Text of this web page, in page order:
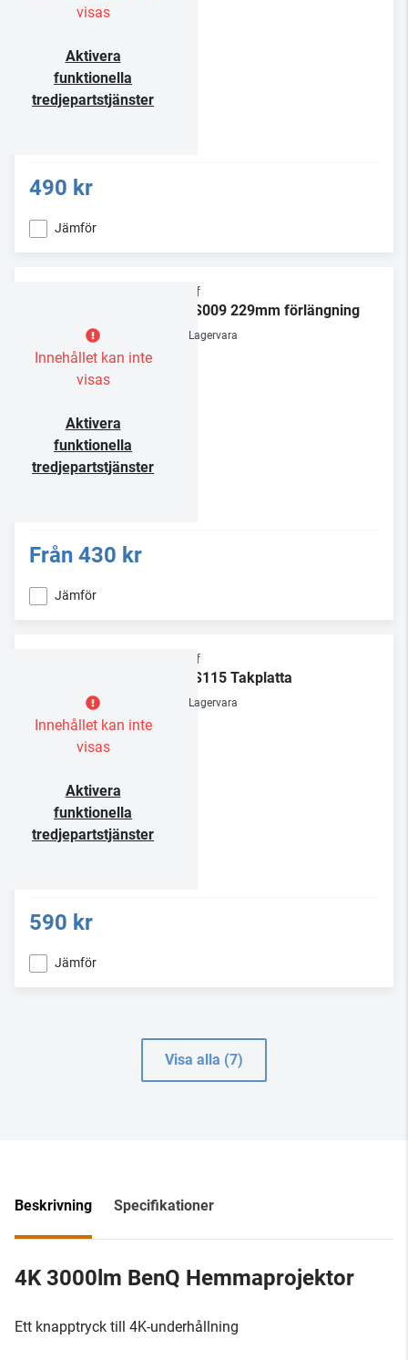
visas
Aktivera
funktionella
tredjepartstjänster
490 kr
Jämför
Innehållet kan inte
visas
Aktivera
funktionella
tredjepartstjänster
Chief
CMS009 229mm förlängning
Lagervara
Från 430 kr
Jämför
Innehållet kan inte
visas
Aktivera
funktionella
tredjepartstjänster
Chief
CMS115 Takplatta
Lagervara
590 kr
Jämför
Visa alla (7)
Beskrivning Specifikationer
4K 3000lm BenQ Hemmaprojektor
Ett knapptryck till 4K-underhållning